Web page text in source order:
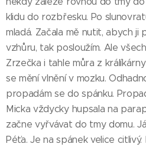
klidu do rozbřesku. Po
mladá. Začala mě nutit, abych ji
vzhůru, tak posloužím. Ale
Zrzečka i tahle můra z
se mění vlnění v mozku.
propadám se do spánku.
Micka vždycky hupsala na
začne vyřvávat do tmy domu.
Péťa. Je na spánek velice